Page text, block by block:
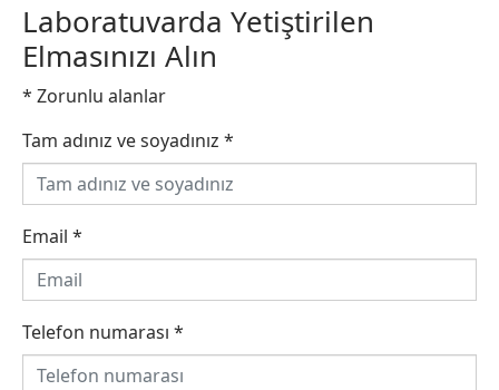
Laboratuvarda Yetiştirilen
Elmasınızı Alın
* Zorunlu alanlar
Tam adınız ve soyadınız *
Email *
Telefon numarası *